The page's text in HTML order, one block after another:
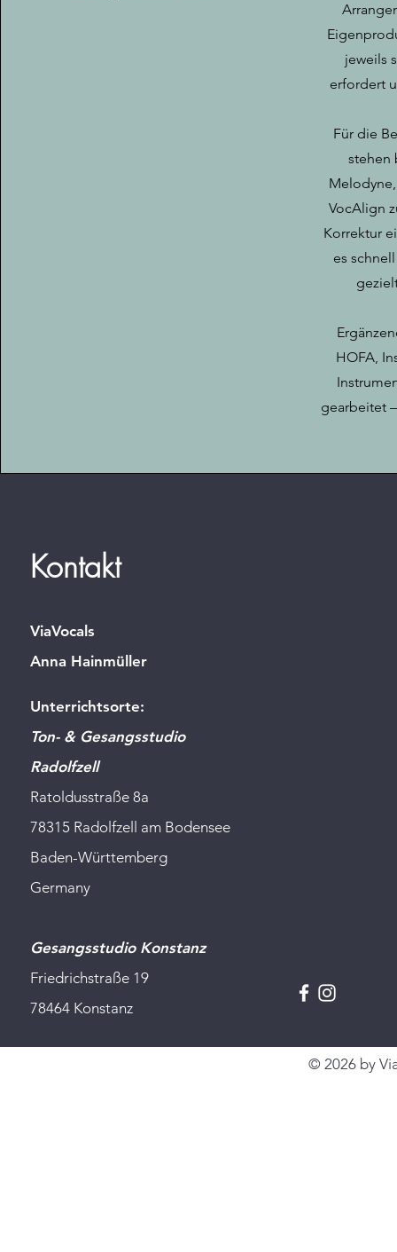
jeweils
erfordert
Für die
stehen
VocAlign
Korrektur
es
HOFA,
gearbeitet
Kontakt
ViaVocals
Anna Hainmüller
Unterrichtsorte:
Ton- & Gesangsstudio
Radolfzell
Ratoldusstraße 8a
78315 Radolfzell am Bodensee
Baden-Württemberg
Germany
Gesangsstudio Konstanz
Friedrichstraße 19
78464 Konstanz
© 2026 by